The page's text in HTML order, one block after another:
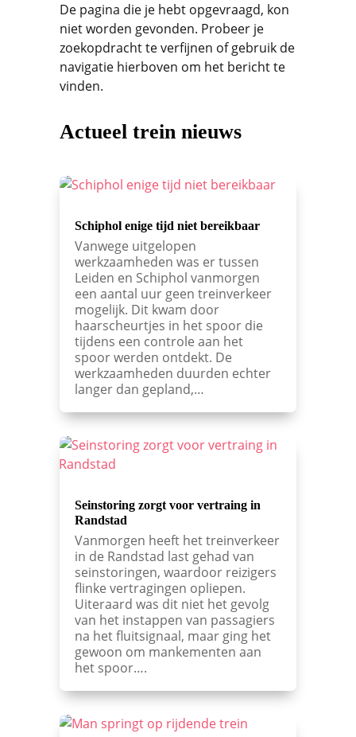
De pagina die je hebt opgevraagd, kon
niet worden gevonden. Probeer je
zoekopdracht te verfijnen of gebruik de
navigatie hierboven om het bericht te
vinden.
Actueel trein nieuws
Schiphol enige tijd niet bereikbaar
Vanwege uitgelopen
werkzaamheden was er tussen
Leiden en Schiphol vanmorgen
een aantal uur geen treinverkeer
mogelijk. Dit kwam door
haarscheurtjes in het spoor die
tijdens een controle aan het
spoor werden ontdekt. De
werkzaamheden duurden echter
langer dan gepland,…
Seinstoring zorgt voor vertraing in
Randstad
Vanmorgen heeft het treinverkeer
in de Randstad last gehad van
seinstoringen, waardoor reizigers
flinke vertragingen opliepen.
Uiteraard was dit niet het gevolg
van het instappen van passagiers
na het fluitsignaal, maar ging het
gewoon om mankementen aan
het spoor….